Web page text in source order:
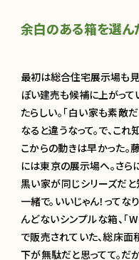
余白のある箱を選ん
最初は総合住宅展示場も見
ぽい建売も候補に上がって
たらしい。「白い家も素敵
なると違うなって。で、これ
こからの動きは早かった。
には東京の展示場へ。さら
黒い家が同じシリーズだと
一緒で。いいじゃん！ってな
んどないシンプルな箱、「
で販売されていた、総床面
下が無駄だと思ってて。